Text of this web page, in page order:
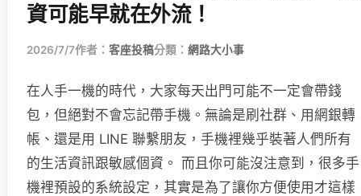
資可能早就在外流！
2026/7/7作者： 客座投稿分類： 網路大小事
在人手一機的時代，大家每天出門可能不一定會帶錢
包，但絕對不會忘記帶手機。無論是刷社群、用網銀轉
帳、還是用 LINE 聯繫朋友，手機裡幾乎裝著人們所有
的生活資訊跟敏感個資。 而且你可能沒注意到，很多手
機裡預設的系統設定，其實是為了讓你方便使用才這樣